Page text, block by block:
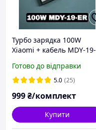
Турбо зарядка 100W
Xiaomi + кабель MDY-19-
Готово до відправки
5.0 (25)
999₴/комплект
Купити